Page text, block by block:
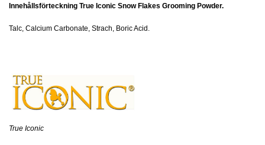
Innehållsförteckning True Iconic Snow Flakes Grooming Powder.
Talc, Calcium Carbonate, Strach, Boric Acid.
True Iconic